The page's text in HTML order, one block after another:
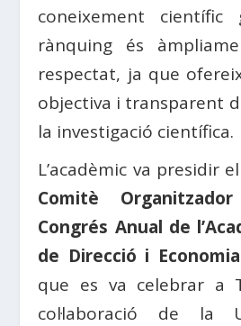
coneixement científic
rànquing és
respectat, ja que
objectiva i transparent
la investigació científica.
L’acadèmic va presidir
Comitè Organitzador
Congrés Anual de
de Direcció i
que es va celebrar a
col·laboració de la